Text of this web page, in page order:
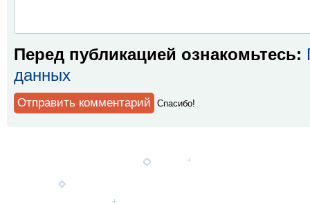
Перед публикацией ознакомьтесь:
данных
Спaсибо!